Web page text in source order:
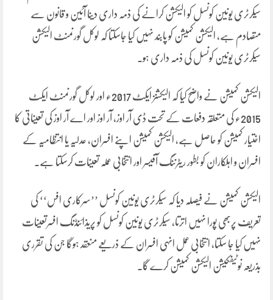
سیکرٹری یونین کونسل کو الیکشن کرانے کی ذمہ داری دینا آئین و قانون سے
متصادم ہے، الیکشن کمیشن کو پابند نہیں کیا جاسکتا کہ لوکل گورنمنٹ الیکشن
سیکرٹری یونین کونسل کی ذمہ داری ہو۔
الیکشن کمیشن نے واضح کیا کہ الیکشنز ایکٹ 2017ء اور لوکل گورنمنٹ ایکٹ
2015ء کی متعلقہ دفعات کے تحت ڈی آر اوز، آر اوز اور اے آر اوز کی تعیناتی کا
اختیار کمیشن کو حاصل ہے، الیکشن کمیشن اپنے افسران، عدلیہ یا انتظامیہ کے
افسران و اہلکاران کو بطور ریٹرننگ آفیسر اور انتخابی عملہ تعینات کرسکتا ہے۔
الیکشن کمیشن نے فیصلہ دیا کہ سیکرٹری یونین کونسل ’’سرکاری افس‘‘ کی
تعریف پربھی پورا نہیں اترتا، سیکرٹری یونین کونسل کو پریذائنڈنگ افسرتعینات
نہیں کیا جا سکتا، انتخابی عمل انہی افسران کے ذریعے منعقد ہوگا جن کی تقرری
بذریعہ نوٹیفکیشن الیکشن کمیشن کرے گا۔